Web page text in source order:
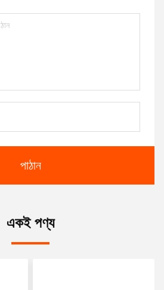
পাঠান
একই পণ্য